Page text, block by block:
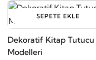
SEPETE EKLE
Dekoratif Kitap Tutucu
Modelleri